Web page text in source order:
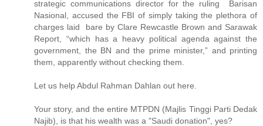
strategic communications director for the ruling Barisan
Nasional, accused the FBI of simply taking the plethora of
charges laid bare by Clare Rewcastle Brown and Sarawak
Report, “which has a heavy political agenda against the
government, the BN and the prime minister,” and printing
them, apparently without checking them.
Let us help Abdul Rahman Dahlan out here.
Your story, and the entire MTPDN (Majlis Tinggi Parti Dedak
Najib), is that his wealth was a "Saudi donation", yes?